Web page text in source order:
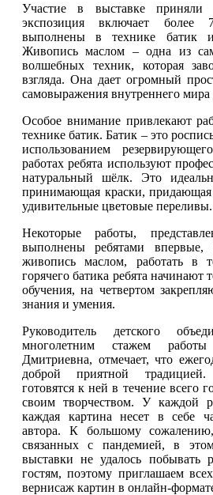
Участие в выставке
экспозиция включает более
выполнены в технике батик
Живопись маслом – одна из
волшебных техник, которая
взгляда. Она дает огромный
самовыражения внутреннего
Особое внимание привлекают
технике батик. Батик – это
использованием
работах ребята используют
натуральный шёлк. Это
принимающая краски,
удивительные цветовые переливы.
Некоторые работы,
выполнены ребятами впервые,
живопись маслом, работать в
горячего батика ребята начинают
обучения, на четвертом
знания и умения.
Руководитель детского
многолетним стажем работы
Дмитриевна, отмечает, что
доброй приятной
готовятся к ней в течение всего
своим творчеством. У каждой
каждая картина несет в себе
автора. К большому
связанных с пандемией, в
выставки не удалось побывать
гостям, поэтому приглашаем
вернисаж картин в онлайн-